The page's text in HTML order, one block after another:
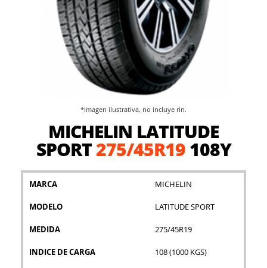
MICHELIN LATITUDE
SPORT275/45R19108Y
MARCA MICHELIN
MODELO LATITUDE SPORT
MEDIDA 275/45R19
INDICE DE CARGA 108 (1000 KGS)
*Imagen ilustrativa, no incluye rin.
comienzo
galería
imágenes